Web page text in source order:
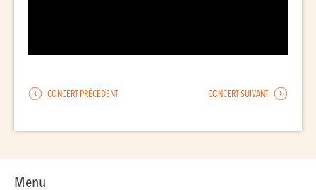
CONCERT PRÉCÉDENT CONCERT SUIVANT
Menu